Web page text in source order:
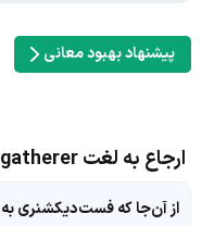
پیشنهاد بهبود معانی
ارجاع به لغت woolgatherer
از آن‌جا که فست‌دیکشنری